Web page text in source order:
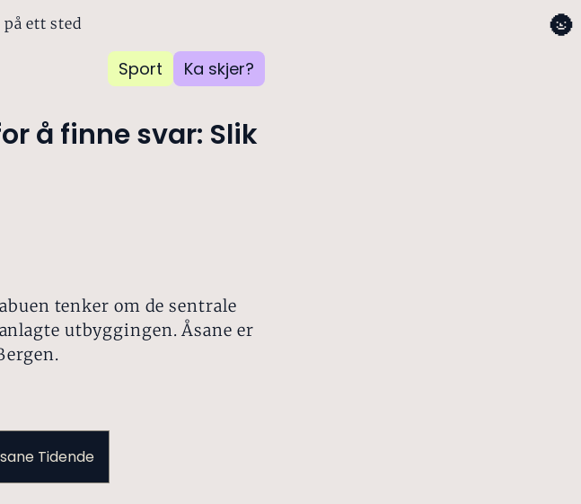
ett sted
Sport Ka skjer?
🌚
å finne svar: Slik
tenker om de sentrale
utbyggingen. Åsane er
Tidende